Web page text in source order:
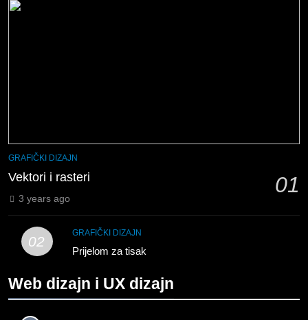
GRAFIČKI DIZAJN
Vektori i rasteri 01
3 years ago
02
GRAFIČKI DIZAJN
Prijelom za tisak
Web dizajn i UX dizajn